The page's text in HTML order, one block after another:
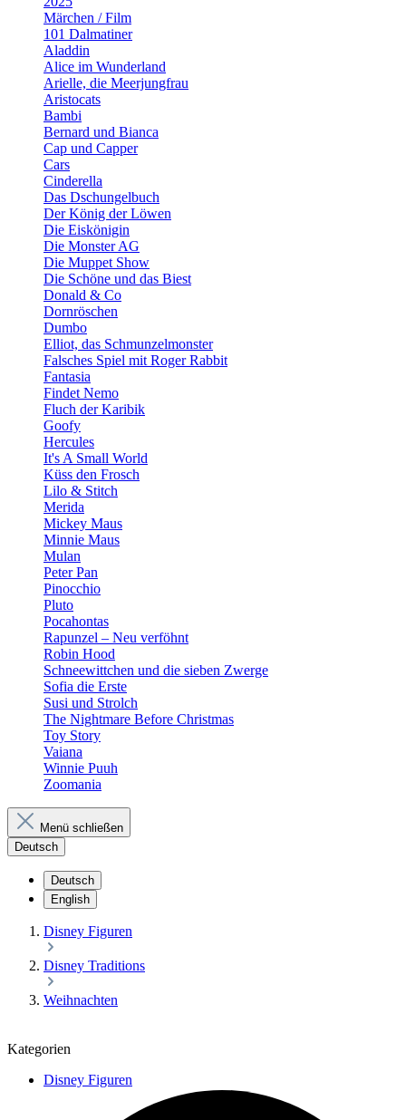
Märchen / Film
101 Dalmatiner
Aladdin
Alice im Wunderland
Arielle, die Meerjungfrau
Aristocats
Bambi
Bernard und Bianca
Cap und Capper
Cars
Cinderella
Das Dschungelbuch
Der König der Löwen
Die Eiskönigin
Die Monster AG
Die Muppet Show
Die Schöne und das Biest
Donald & Co
Dornröschen
Dumbo
Elliot, das Schmunzelmonster
Falsches Spiel mit Roger Rabbit
Fantasia
Findet Nemo
Fluch der Karibik
Goofy
Hercules
It's A Small World
Küss den Frosch
Lilo & Stitch
Merida
Mickey Maus
Minnie Maus
Mulan
Peter Pan
Pinocchio
Pluto
Pocahontas
Rapunzel – Neu verföhnt
Robin Hood
Schneewittchen und die sieben Zwerge
Sofia die Erste
Susi und Strolch
The Nightmare Before Christmas
Toy Story
Vaiana
Winnie Puuh
Zoomania
Menü schließen
Deutsch
Deutsch
English
Disney Figuren
Disney Traditions
Weihnachten
Kategorien
Disney Figuren